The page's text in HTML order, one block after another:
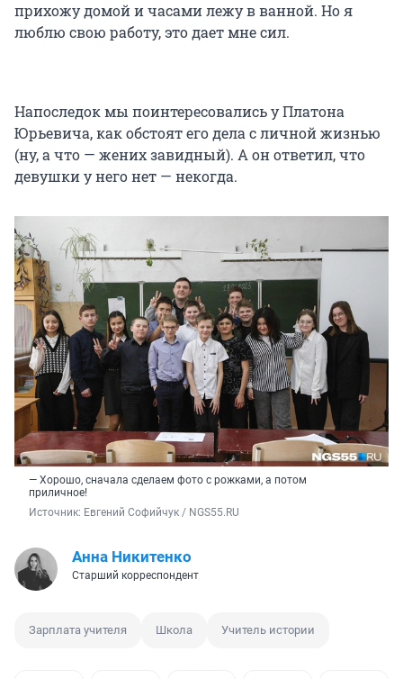
прихожу домой и часами лежу в ванной. Но я
люблю свою работу, это дает мне сил.
Напоследок мы поинтересовались у Платона
Юрьевича, как обстоят его дела с личной жизнью
(ну, а что — жених завидный). А он ответил, что
девушки у него нет — некогда.
— Хорошо, сначала сделаем фото с рожками, а потом
приличное!
Источник: Евгений Софийчук / NGS55.RU
Анна Никитенко
Старший корреспондент
Зарплата учителя Школа Учитель истории